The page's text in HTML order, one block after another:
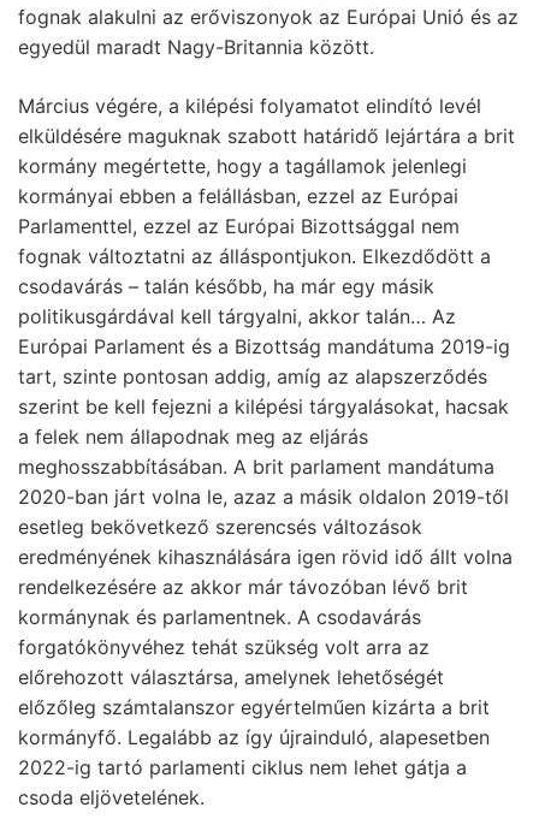
fognak alakulni az erőviszonyok az Európai Unió és az
egyedül maradt Nagy-Britannia között.
Március végére, a kilépési folyamatot elindító levél
elküldésére maguknak szabott határidő lejártára a brit
kormány megértette, hogy a tagállamok jelenlegi
kormányai ebben a felállásban, ezzel az Európai
Parlamenttel, ezzel az Európai Bizottsággal nem
fognak változtatni az álláspontjukon. Elkezdődött a
csodavárás – talán később, ha már egy másik
politikusgárdával kell tárgyalni, akkor talán… Az
Európai Parlament és a Bizottság mandátuma 2019-ig
tart, szinte pontosan addig, amíg az alapszerződés
szerint be kell fejezni a kilépési tárgyalásokat, hacsak
a felek nem állapodnak meg az eljárás
meghosszabbításában. A brit parlament mandátuma
2020-ban járt volna le, azaz a másik oldalon 2019-től
esetleg bekövetkező szerencsés változások
eredményének kihasználására igen rövid idő állt volna
rendelkezésére az akkor már távozóban lévő brit
kormánynak és parlamentnek. A csodavárás
forgatókönyvéhez tehát szükség volt arra az
előrehozott választársa, amelynek lehetőségét
előzőleg számtalanszor egyértelműen kizárta a brit
kormányfő. Legalább az így újrainduló, alapesetben
2022-ig tartó parlamenti ciklus nem lehet gátja a
csoda eljövetelének.